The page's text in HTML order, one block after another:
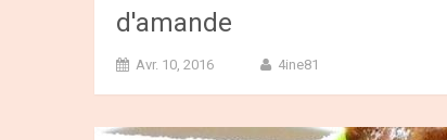
d'amande
Avr. 10, 2016 4ine81